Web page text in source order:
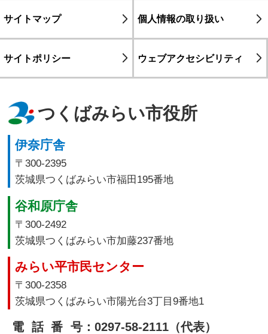
サイトマップ 個人情報の取り扱い
サイトポリシー ウェブアクセシビリティ
つくばみらい市役所
伊奈庁舎
〒300-2395
茨城県つくばみらい市福田195番地
谷和原庁舎
〒300-2492
茨城県つくばみらい市加藤237番地
みらい平市民センター
〒300-2358
茨城県つくばみらい市陽光台3丁目9番地1
電話番号：0297-58-2111（代表）